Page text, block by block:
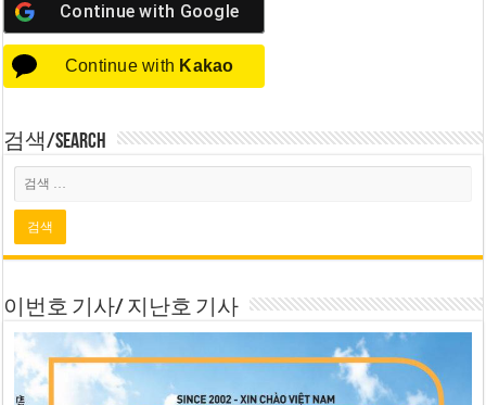
Continue with Google
Continue with Kakao
검색/Search
이번호 기사/ 지난호 기사